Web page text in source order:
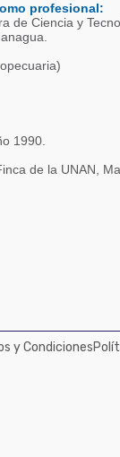
profesional:
de Ciencia y
1990.
de la UNAN,
y Condiciones